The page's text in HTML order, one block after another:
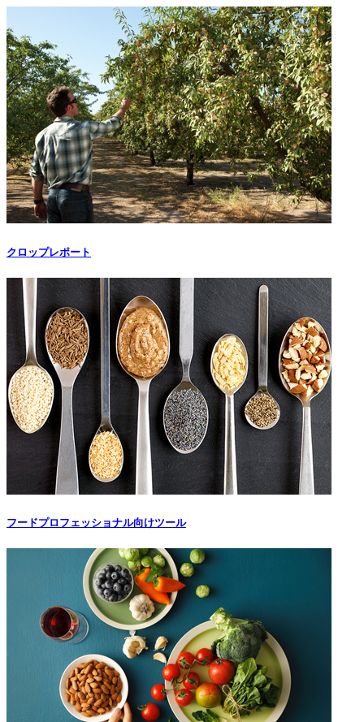
クロップレポート
フードプロフェッショナル向けツール